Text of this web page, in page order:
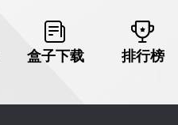
盒子下载 排行榜